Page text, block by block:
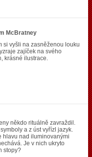
McBratney
si vyšli na zasněženou louku
zajíček na svého
krásné ilustrace.
někdo rituálně zavraždil.
a z úst vyřízl jazyk.
hlavu nad iluminovanými
Je v nich ukryto
stopy?